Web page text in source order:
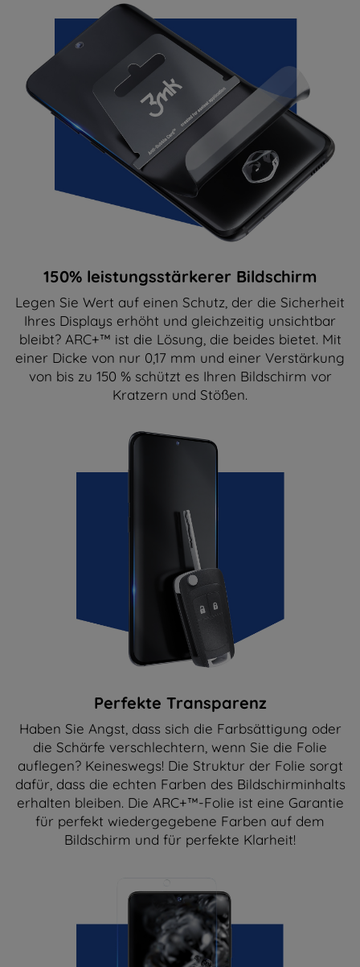
150% leistungsstärkerer Bildschirm
Legen Sie Wert auf einen Schutz, der die Sicherheit
Ihres Displays erhöht und gleichzeitig unsichtbar
bleibt? ARC+™ ist die Lösung, die beides bietet. Mit
einer Dicke von nur 0,17 mm und einer Verstärkung
von bis zu 150 % schützt es Ihren Bildschirm vor
Kratzern und Stößen.
Perfekte Transparenz
Haben Sie Angst, dass sich die Farbsättigung oder
die Schärfe verschlechtern, wenn Sie die Folie
auflegen? Keineswegs! Die Struktur der Folie sorgt
dafür, dass die echten Farben des Bildschirminhalts
erhalten bleiben. Die ARC+™-Folie ist eine Garantie
für perfekt wiedergegebene Farben auf dem
Bildschirm und für perfekte Klarheit!